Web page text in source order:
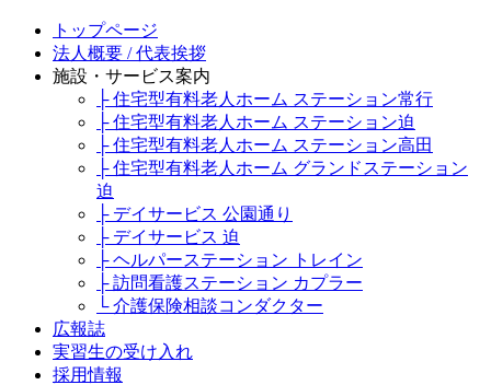
トップページ
法人概要 / 代表挨拶
施設・サービス案内
├ 住宅型有料老人ホーム ステーション常行
├ 住宅型有料老人ホーム ステーション迫
├ 住宅型有料老人ホーム ステーション高田
├ 住宅型有料老人ホーム グランドステーション
迫
├ デイサービス 公園通り
├ デイサービス 迫
├ ヘルパーステーション トレイン
├ 訪問看護ステーション カプラー
└ 介護保険相談コンダクター
広報誌
実習生の受け入れ
採用情報